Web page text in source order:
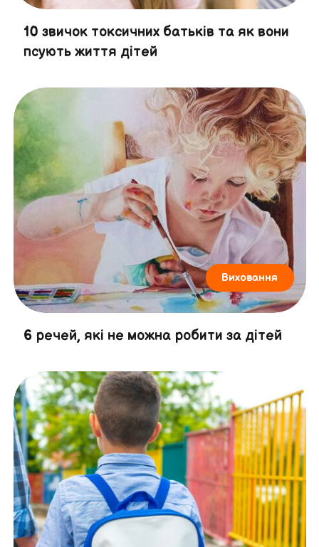
10 звичок токсичних батьків та як вони
псують життя дітей
Виховання
6 речей, які не можна робити за дітей